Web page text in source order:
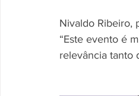
Nivaldo Ribeiro,
“Este evento é
relevância tanto